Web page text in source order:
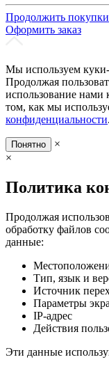
Продолжить покупки
Оформить заказ
Мы используем
Продолжая
использование
том, как мы
конфиденциальности.
Понятно
×
×
Политика
Продолжая
обработку файлов
данные:
Тип, язык и
Источник
Параметры
IP-адрес
Действия
Эти данные